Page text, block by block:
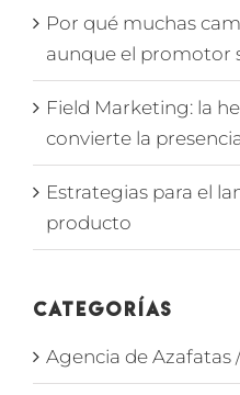
Por qué muchas
aunque el promotor
Field Marketing: la
convierte la
Estrategias para el
producto
Categorías
Agencia de Azafatas